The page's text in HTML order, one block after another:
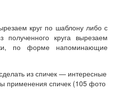
круг по шаблону либо с
круга вырезаем
по форме напоминающие
из спичек — интересные
применения спичек (105 фото